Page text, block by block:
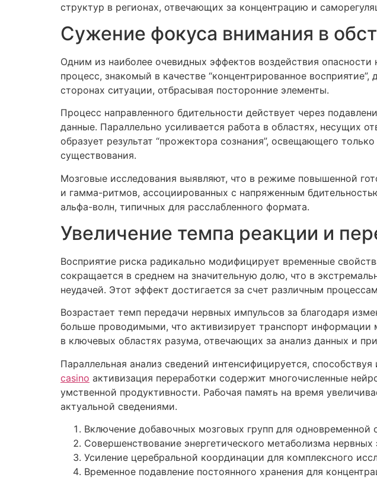
структур в регионах, отвечающих за концентрацию и
Сужение фокуса внимания в
Одним из наиболее очевидных эффектов воздействия
процесс, знакомый в качестве “концентрированное
сторонах ситуации, отбрасывая посторонние элементы.
Процесс направленного бдительности действует через
данные. Параллельно усиливается работа в областях, несущих
образует результат “прожектора сознания”, освещающего
существования.
Мозговые исследования выявляют, что в режиме повышенной
и гамма-ритмов, ассоциированных с напряженным
альфа-волн, типичных для расслабленного формата.
Увеличение темпа реакции и
Восприятие риска радикально модифицирует временные
сокращается в среднем на значительную долю, что в
неудачей. Этот эффект достигается за счет различным
Возрастает темп передачи нервных импульсов за благодаря
больше проводимыми, что активизирует транспорт информации
в ключевых областях разума, отвечающих за анализ данных и
Параллельная анализ сведений интенсифицируется,
casino активизация переработки содержит многочисленные
умственной продуктивности. Рабочая память на время
актуальной сведениями.
Включение добавочных мозговых групп для одновременной
Совершенствование энергетического метаболизма нервных
Усиление церебральной координации для комплексного
Временное подавление постоянного хранения для